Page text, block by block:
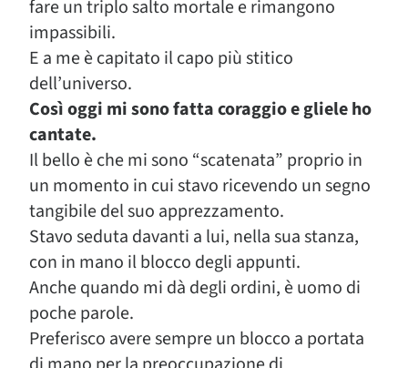
fare un triplo salto mortale e rimangono
impassibili.
E a me è capitato il capo più stitico
dell’universo.
Così oggi mi sono fatta coraggio e gliele ho
cantate.
Il bello è che mi sono “scatenata” proprio in
un momento in cui stavo ricevendo un segno
tangibile del suo apprezzamento.
Stavo seduta davanti a lui, nella sua stanza,
con in mano il blocco degli appunti.
Anche quando mi dà degli ordini, è uomo di
poche parole.
Preferisco avere sempre un blocco a portata